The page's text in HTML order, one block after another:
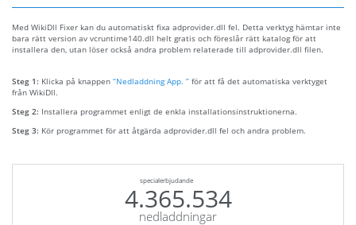
Med WikiDll Fixer kan du automatiskt fixa adprovider.dll fel. Detta verktyg hämtar inte
bara rätt version av vcruntime140.dll helt gratis och föreslår rätt katalog för att
installera den, utan löser också andra problem relaterade till adprovider.dll filen.
Steg 1: Klicka på knappen “Nedladdning App. ” för att få det automatiska verktyget
från WikiDll.
Steg 2: Installera programmet enligt de enkla installationsinstruktionerna.
Steg 3: Kör programmet för att åtgärda adprovider.dll fel och andra problem.
specialerbjudande
4.365.534
nedladdningar